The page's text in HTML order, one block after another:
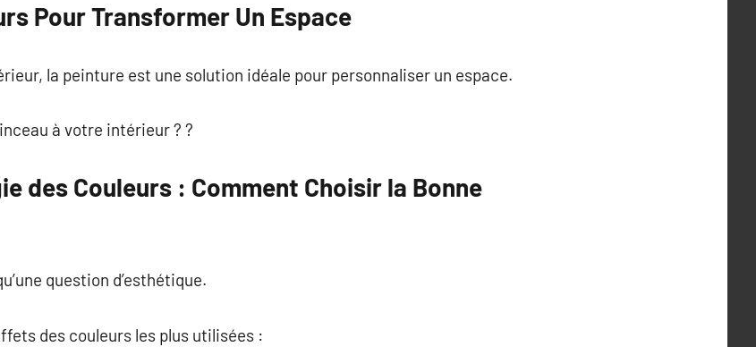
Pour Transformer Un Espace
la peinture est une solution idéale pour personnaliser un espace.
à votre intérieur ? ?
des Couleurs : Comment Choisir la Bonne
question d’esthétique.
des couleurs les plus utilisées :